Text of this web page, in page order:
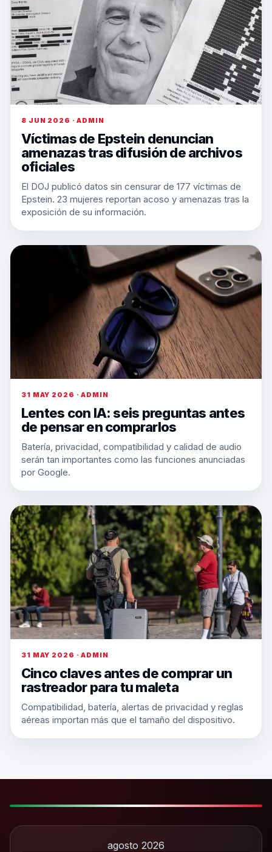
8 JUN 2026 · ADMIN
Víctimas de Epstein denuncian
amenazas tras difusión de archivos
oficiales
El DOJ publicó datos sin censurar de 177 víctimas de
Epstein. 23 mujeres reportan acoso y amenazas tras la
exposición de su información.
31 MAY 2026 · ADMIN
Lentes con IA: seis preguntas antes
de pensar en comprarlos
Batería, privacidad, compatibilidad y calidad de audio
serán tan importantes como las funciones anunciadas
por Google.
31 MAY 2026 · ADMIN
Cinco claves antes de comprar un
rastreador para tu maleta
Compatibilidad, batería, alertas de privacidad y reglas
aéreas importan más que el tamaño del dispositivo.
agosto 2026